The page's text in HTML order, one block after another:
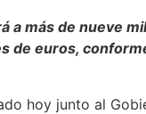
más de nueve
de euros,
hoy junto al